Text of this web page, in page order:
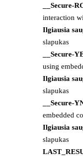
__Secure-
interaction
Ilgiausia
slapukas
__Secure-
using
Ilgiausia
slapukas
__Secure-
embedded
Ilgiausia
slapukas